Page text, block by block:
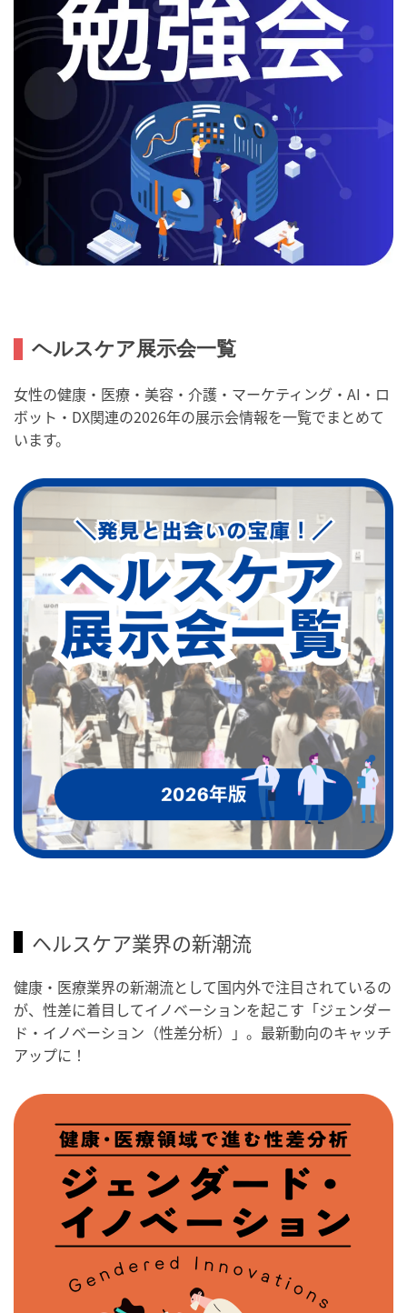
ヘルスケア展示会一覧
女性の健康・医療・美容・介護・マーケティング・AI・ロ
ボット・DX関連の2026年の展示会情報を一覧でまとめて
います。
ヘルスケア業界の新潮流
健康・医療業界の新潮流として国内外で注目されているの
が、性差に着目してイノベーションを起こす「ジェンダー
ド・イノベーション（性差分析）」。最新動向のキャッチ
アップに！